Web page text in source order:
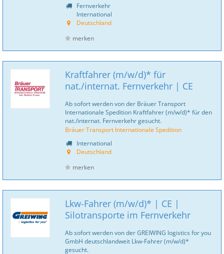
Fernverkehr
International
Deutschland
merken
Kraftfahrer (m/w/d)* für
nat./internat. Fernverkehr | CE
Ab sofort werden von der Bräuer Transport
Internationale Spedition Kraftfahrer (m/w/d)* für den
nat./internat. Fernverkehr gesucht.
Bräuer Transport Internationale Spedition
International
Deutschland
merken
Lkw-Fahrer (m/w/d)* | CE |
Silotransporte im Fernverkehr
Ab sofort werden von der GREIWING logistics for you
GmbH deutschlandweit Lkw-Fahrer (m/w/d)*
gesucht.